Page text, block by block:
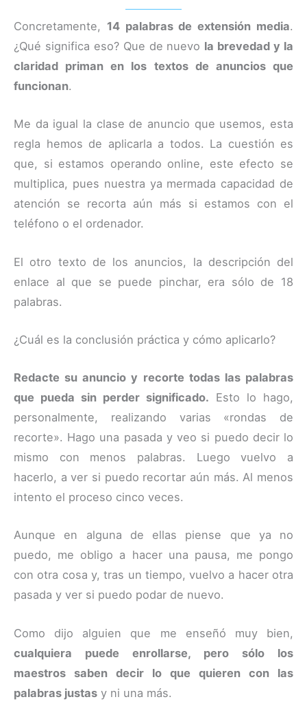
Concretamente, 14 palabras de extensión media.
¿Qué significa eso? Que de nuevo la brevedad y la
claridad priman en los textos de anuncios que
funcionan.
Me da igual la clase de anuncio que usemos, esta
regla hemos de aplicarla a todos. La cuestión es
que, si estamos operando online, este efecto se
multiplica, pues nuestra ya mermada capacidad de
atención se recorta aún más si estamos con el
teléfono o el ordenador.
El otro texto de los anuncios, la descripción del
enlace al que se puede pinchar, era sólo de 18
palabras.
¿Cuál es la conclusión práctica y cómo aplicarlo?
Redacte su anuncio y recorte todas las palabras
que pueda sin perder significado. Esto lo hago,
personalmente, realizando varias «rondas de
recorte». Hago una pasada y veo si puedo decir lo
mismo con menos palabras. Luego vuelvo a
hacerlo, a ver si puedo recortar aún más. Al menos
intento el proceso cinco veces.
Aunque en alguna de ellas piense que ya no
puedo, me obligo a hacer una pausa, me pongo
con otra cosa y, tras un tiempo, vuelvo a hacer otra
pasada y ver si puedo podar de nuevo.
Como dijo alguien que me enseñó muy bien,
cualquiera puede enrollarse, pero sólo los
maestros saben decir lo que quieren con las
palabras justas y ni una más.